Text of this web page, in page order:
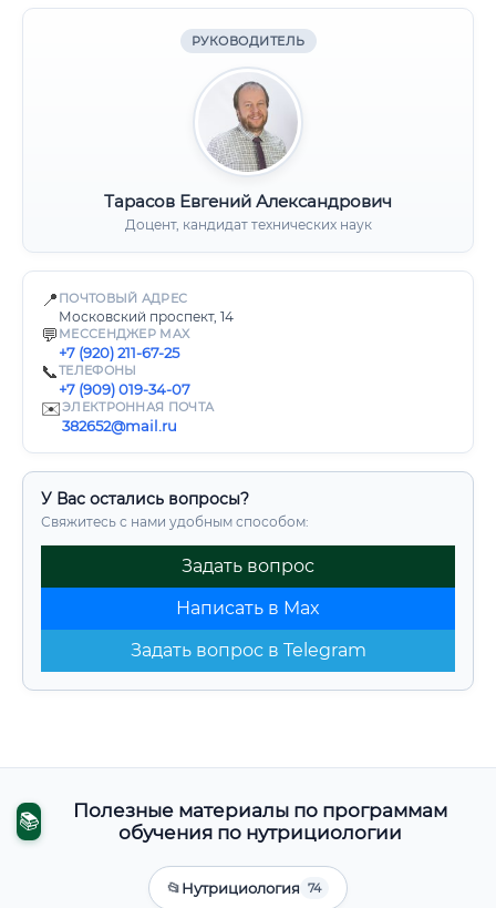
РУКОВОДИТЕЛЬ
Тарасов Евгений Александрович
Доцент, кандидат технических наук
📍 ПОЧТОВЫЙ АДРЕС
Московский проспект, 14
💬 МЕССЕНДЖЕР MAX
+7 (920) 211-67-25
📞ТЕЛЕФОНЫ
+7 (909) 019-34-07
✉️ЭЛЕКТРОННАЯ ПОЧТА
382652@mail.ru
У Вас остались вопросы?
Свяжитесь с нами удобным способом:
Задать вопрос
Написать в Max
Задать вопрос в Telegram
📚
Полезные материалы по программам
обучения по нутрициологии
📂Нутрициология 74